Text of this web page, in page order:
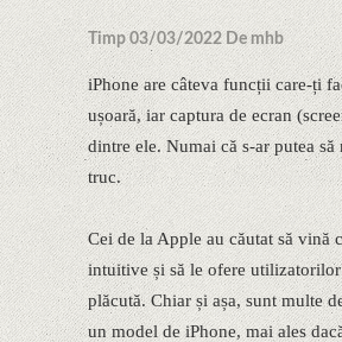
Timp 03/03/2022 De mhb
iPhone are câteva funcții care-ți
ușoară, iar captura de ecran
dintre ele. Numai că s-ar putea să
truc.
Cei de la Apple au căutat să vină
intuitive și să le ofere
plăcută. Chiar și așa, sunt multe
un model de iPhone, mai ales